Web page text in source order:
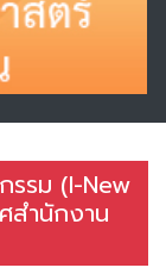
รรม (I-New
สำนักงาน